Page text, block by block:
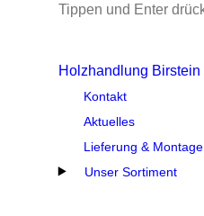
Search:
Holzhandlung Birstein
Kontakt
Aktuelles
Lieferung & Montage
Unser Sortiment